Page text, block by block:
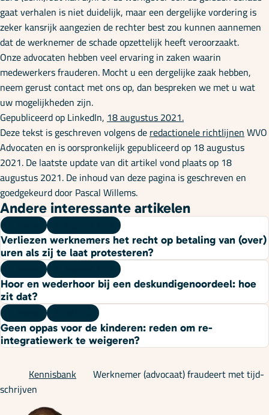
gaat verhalen is niet duidelijk, maar een dergelijke vordering is
zeker kansrijk aangezien de rechter best zou kunnen aannemen
dat de werknemer de schade opzettelijk heeft veroorzaakt.
Onze advocaten hebben veel ervaring in zaken waarin
medewerkers frauderen. Mocht u een dergelijke zaak hebben,
neem gerust contact met ons op, dan bespreken we met u wat
uw mogelijkheden zijn.
Gepubliceerd op LinkedIn,18 augustus 2021.
Deze tekst is geschreven volgens deredactionele richtlijnenWVO
Advocaten en is oorspronkelijk gepubliceerd op 18 augustus
2021. De laatste update van dit artikel vond plaats op 18
augustus 2021. De inhoud van deze pagina is geschreven en
goedgekeurd door Pascal Willems.
Andere interessante artikelen
Verliezen werknemers het recht op betaling van (over)
uren als zij te laat protesteren?
Hoor en wederhoor bij een deskundigenoordeel: hoe
zit dat?
Geen oppas voor de kinderen: reden om re-
integratiewerk te weigeren?
Kennisbank
Werknemer (advocaat) fraudeert met tijd-
schrijven